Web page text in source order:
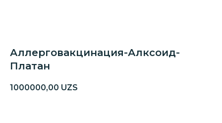
Аллерговакцинация-Алксоид-
Платан
1000000,00 UZS